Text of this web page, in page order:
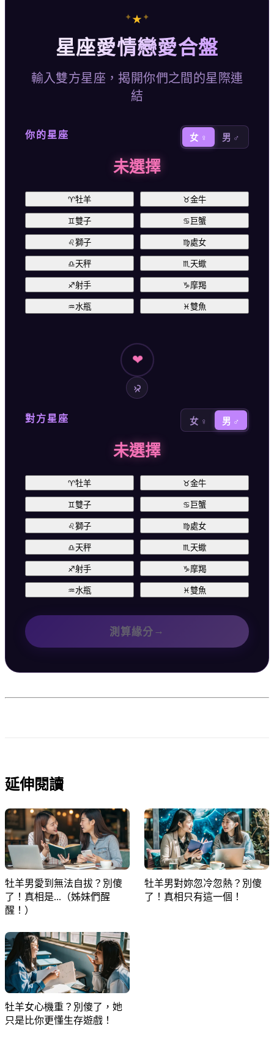
✦ ★ ✦
星座愛情戀愛合盤
輸入雙方星座，揭開你們之間的星際連
結
你的星座 女 ♀ 男 ♂
未選擇
♈牡羊 ♉金牛
♊雙子 ♋ 巨蟹
♌獅子 ♍處女
♎天秤 ♏天蠍
♐射手 ♑摩羯
♒水瓶 ♓雙魚
❤
對方星座 女 ♀ 男 ♂
未選擇
♈牡羊 ♉金牛
♊雙子 ♋ 巨蟹
♌獅子 ♍處女
♎天秤 ♏ 天蠍
♐射手 ♑摩羯
♒水瓶 ♓雙魚
測算緣分 →
延伸閱讀
牡羊男愛到無法自拔？別傻
了！真相是...（姊妹們醒
醒！）
牡羊男對妳忽冷忽熱？別傻
了！真相只有這一個！
牡羊女心機重？別傻了，她
只是比你更懂生存遊戲！